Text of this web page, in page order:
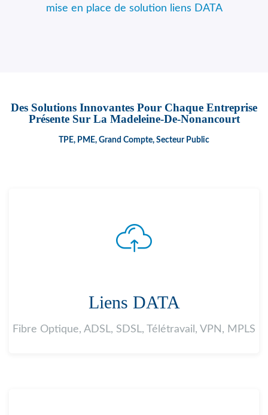
mise en place de solution liens DATA
Des Solutions Innovantes Pour Chaque Entreprise
Présente Sur La Madeleine-De-Nonancourt
TPE, PME, Grand Compte, Secteur Public
Liens DATA
Fibre Optique, ADSL, SDSL, Télétravail, VPN, MPLS